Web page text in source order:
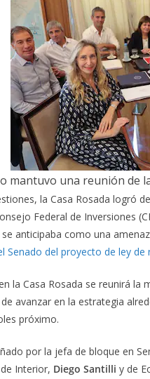
mantuvo una reunión de
la Casa Rosada logró
Federal de Inversiones
anticipaba como una
Senado del proyecto de ley
la Casa Rosada se reunirá la
avanzar en la estrategia
próximo.
por la jefa de bloque en
Interior, Diego Santilli y de